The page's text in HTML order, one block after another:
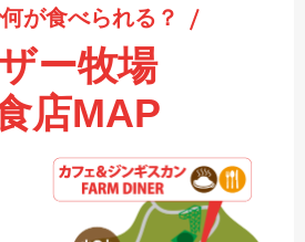
が食べられる？
ー牧場
店MAP